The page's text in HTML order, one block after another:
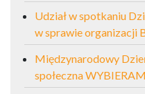
Udział w spotkaniu
w sprawie organizacji
Międzynarodowy
społeczna